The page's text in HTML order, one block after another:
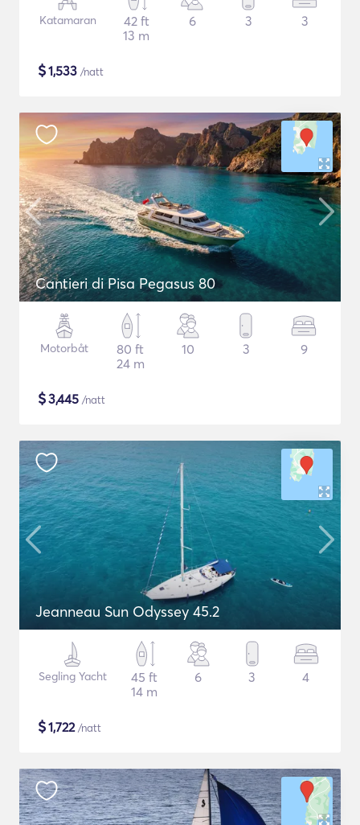
Katamaran
42 ft
13 m
6 3 3
$1,533 /natt
Cantieri di Pisa Pegasus 80
Motorbåt
80 ft
24 m
10 3 9
$3,445 /natt
Jeanneau Sun Odyssey 45.2
Segling Yacht
45 ft
14 m
6 3 4
$1,722/natt